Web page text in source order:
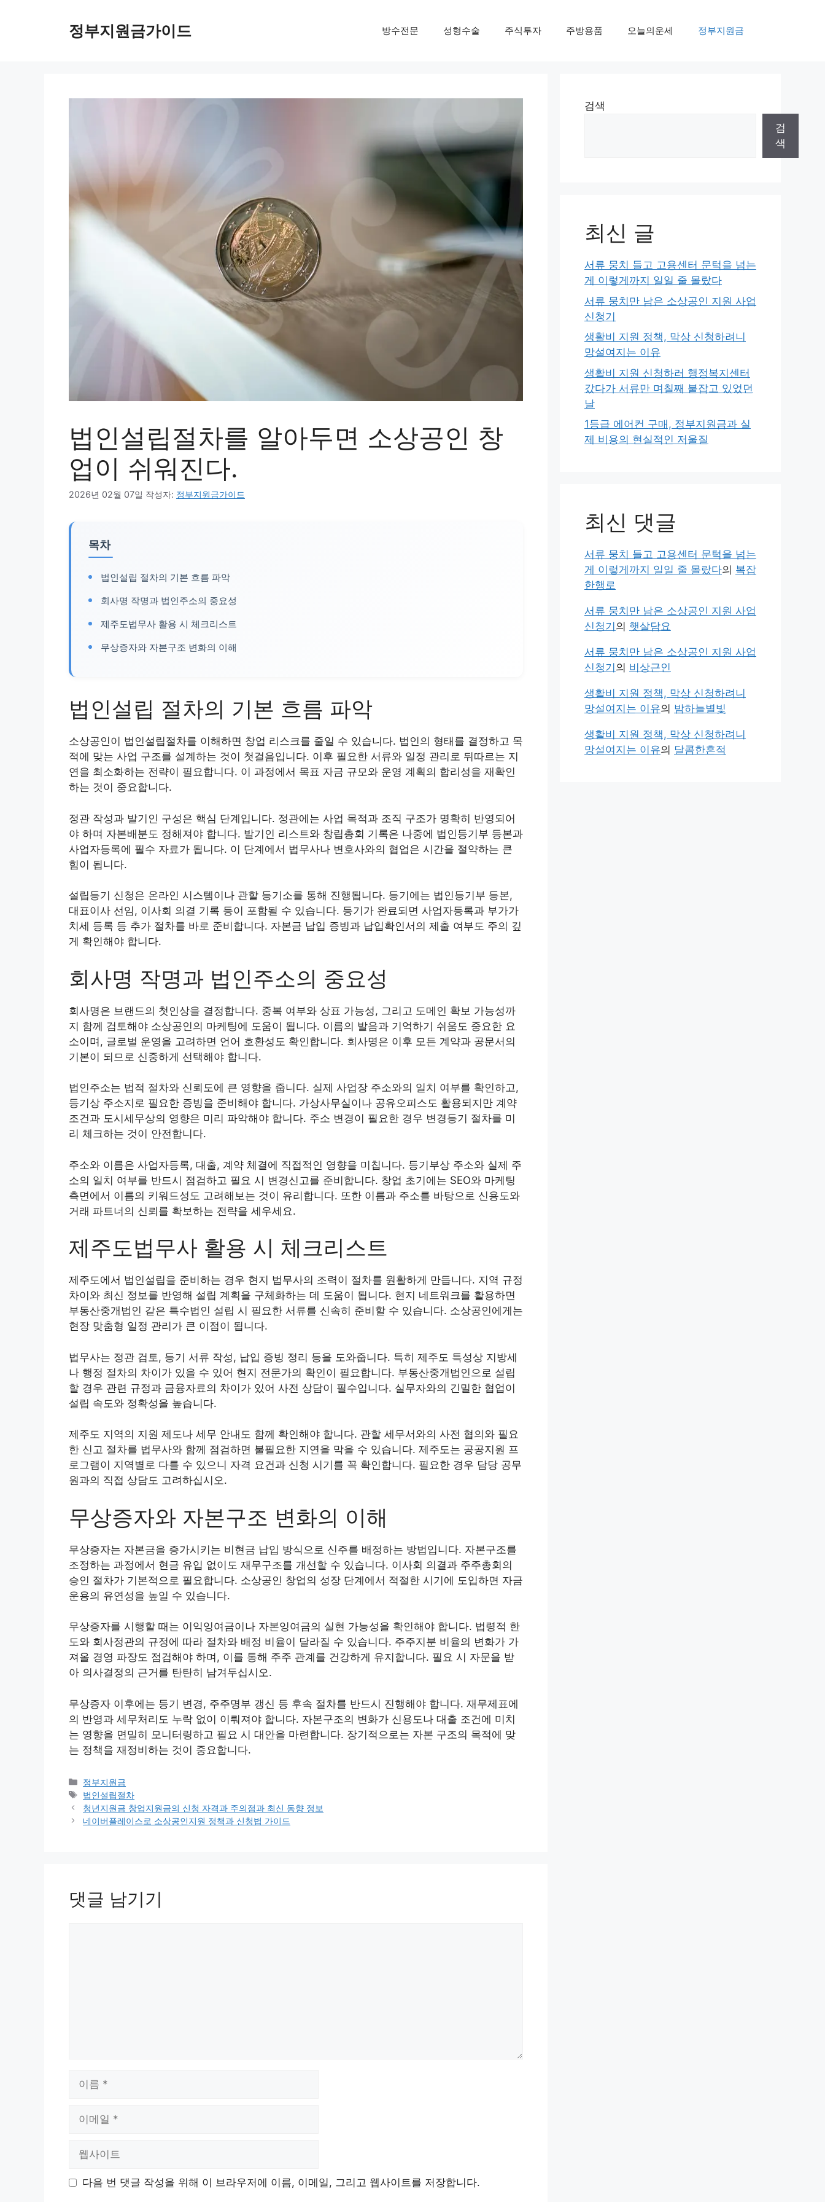
정부지원금가이드 방수전문 성형수술 주식투자 주방용품 오늘의운세 정부지원금
법인설립절차를 알아두면 소상공인 창
업이 쉬워진다.
2026년 02월 07일 작성자: 정부지원금가이드
목차
법인설립 절차의 기본 흐름 파악
회사명 작명과 법인주소의 중요성
제주도법무사 활용 시 체크리스트
무상증자와 자본구조 변화의 이해
법인설립 절차의 기본 흐름 파악
소상공인이 법인설립절차를 이해하면 창업 리스크를 줄일 수 있습니다. 법인의 형태를 결정하고 목
적에 맞는 사업 구조를 설계하는 것이 첫걸음입니다. 이후 필요한 서류와 일정 관리로 뒤따르는 지
연을 최소화하는 전략이 필요합니다. 이 과정에서 목표 자금 규모와 운영 계획의 합리성을 재확인
하는 것이 중요합니다.
정관 작성과 발기인 구성은 핵심 단계입니다. 정관에는 사업 목적과 조직 구조가 명확히 반영되어
야 하며 자본배분도 정해져야 합니다. 발기인 리스트와 창립총회 기록은 나중에 법인등기부 등본과
사업자등록에 필수 자료가 됩니다. 이 단계에서 법무사나 변호사와의 협업은 시간을 절약하는 큰
힘이 됩니다.
설립등기 신청은 온라인 시스템이나 관할 등기소를 통해 진행됩니다. 등기에는 법인등기부 등본,
대표이사 선임, 이사회 의결 기록 등이 포함될 수 있습니다. 등기가 완료되면 사업자등록과 부가가
치세 등록 등 추가 절차를 바로 준비합니다. 자본금 납입 증빙과 납입확인서의 제출 여부도 주의 깊
게 확인해야 합니다.
회사명 작명과 법인주소의 중요성
회사명은 브랜드의 첫인상을 결정합니다. 중복 여부와 상표 가능성, 그리고 도메인 확보 가능성까
지 함께 검토해야 소상공인의 마케팅에 도움이 됩니다. 이름의 발음과 기억하기 쉬움도 중요한 요
소이며, 글로벌 운영을 고려하면 언어 호환성도 확인합니다. 회사명은 이후 모든 계약과 공문서의
기본이 되므로 신중하게 선택해야 합니다.
법인주소는 법적 절차와 신뢰도에 큰 영향을 줍니다. 실제 사업장 주소와의 일치 여부를 확인하고,
등기상 주소지로 필요한 증빙을 준비해야 합니다. 가상사무실이나 공유오피스도 활용되지만 계약
조건과 도시세무상의 영향은 미리 파악해야 합니다. 주소 변경이 필요한 경우 변경등기 절차를 미
리 체크하는 것이 안전합니다.
주소와 이름은 사업자등록, 대출, 계약 체결에 직접적인 영향을 미칩니다. 등기부상 주소와 실제 주
소의 일치 여부를 반드시 점검하고 필요 시 변경신고를 준비합니다. 창업 초기에는 SEO와 마케팅
측면에서 이름의 키워드성도 고려해보는 것이 유리합니다. 또한 이름과 주소를 바탕으로 신용도와
거래 파트너의 신뢰를 확보하는 전략을 세우세요.
제주도법무사 활용 시 체크리스트
제주도에서 법인설립을 준비하는 경우 현지 법무사의 조력이 절차를 원활하게 만듭니다. 지역 규정
차이와 최신 정보를 반영해 설립 계획을 구체화하는 데 도움이 됩니다. 현지 네트워크를 활용하면
부동산중개법인 같은 특수법인 설립 시 필요한 서류를 신속히 준비할 수 있습니다. 소상공인에게는
현장 맞춤형 일정 관리가 큰 이점이 됩니다.
법무사는 정관 검토, 등기 서류 작성, 납입 증빙 정리 등을 도와줍니다. 특히 제주도 특성상 지방세
나 행정 절차의 차이가 있을 수 있어 현지 전문가의 확인이 필요합니다. 부동산중개법인으로 설립
할 경우 관련 규정과 금융자료의 차이가 있어 사전 상담이 필수입니다. 실무자와의 긴밀한 협업이
설립 속도와 정확성을 높습니다.
제주도 지역의 지원 제도나 세무 안내도 함께 확인해야 합니다. 관할 세무서와의 사전 협의와 필요
한 신고 절차를 법무사와 함께 점검하면 불필요한 지연을 막을 수 있습니다. 제주도는 공공지원 프
로그램이 지역별로 다를 수 있으니 자격 요건과 신청 시기를 꼭 확인합니다. 필요한 경우 담당 공무
원과의 직접 상담도 고려하십시오.
무상증자와 자본구조 변화의 이해
무상증자는 자본금을 증가시키는 비현금 납입 방식으로 신주를 배정하는 방법입니다. 자본구조를
조정하는 과정에서 현금 유입 없이도 재무구조를 개선할 수 있습니다. 이사회 의결과 주주총회의
승인 절차가 기본적으로 필요합니다. 소상공인 창업의 성장 단계에서 적절한 시기에 도입하면 자금
운용의 유연성을 높일 수 있습니다.
무상증자를 시행할 때는 이익잉여금이나 자본잉여금의 실현 가능성을 확인해야 합니다. 법령적 한
도와 회사정관의 규정에 따라 절차와 배정 비율이 달라질 수 있습니다. 주주지분 비율의 변화가 가
져올 경영 파장도 점검해야 하며, 이를 통해 주주 관계를 건강하게 유지합니다. 필요 시 자문을 받
아 의사결정의 근거를 탄탄히 남겨두십시오.
무상증자 이후에는 등기 변경, 주주명부 갱신 등 후속 절차를 반드시 진행해야 합니다. 재무제표에
의 반영과 세무처리도 누락 없이 이뤄져야 합니다. 자본구조의 변화가 신용도나 대출 조건에 미치
는 영향을 면밀히 모니터링하고 필요 시 대안을 마련합니다. 장기적으로는 자본 구조의 목적에 맞
는 정책을 재정비하는 것이 중요합니다.
카
테
고
리
정부지원금
태
그
법인설립절차
청년지원금 창업지원금의 신청 자격과 주의점과 최신 동향 정보
네이버플레이스로 소상공인지원 정책과 신청법 가이드
댓글 남기기
이 다음 번 댓글 작성을 위해 이 브라우저에 이름, 이메일, 그리고 웹사이트를 저장합니다.
검색
검
색
최신 글
서류 뭉치 들고 고용센터 문턱을 넘는
게 이렇게까지 일일 줄 몰랐다
서류 뭉치만 남은 소상공인 지원 사업
신청기
생활비 지원 정책, 막상 신청하려니
망설여지는 이유
생활비 지원 신청하러 행정복지센터
갔다가 서류만 며칠째 붙잡고 있었던
날
1등급 에어컨 구매, 정부지원금과 실
제 비용의 현실적인 저울질
최신 댓글
서류 뭉치 들고 고용센터 문턱을 넘는
게 이렇게까지 일일 줄 몰랐다의 복잡
한행로
서류 뭉치만 남은 소상공인 지원 사업
신청기 의 햇살담요
서류 뭉치만 남은 소상공인 지원 사업
신청기 의 비상근인
생활비 지원 정책, 막상 신청하려니
망설여지는 이유의 밤하늘별빛
생활비 지원 정책, 막상 신청하려니
망설여지는 이유의 달콤한흔적